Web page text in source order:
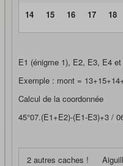
14 15 16 17 18
E1 (énigme 1), E2, E3, E4
Exemple : mont =
Calcul de la coordonnée
45°07.(E1+E2)-(E1-E3)+3 /
2 autres caches !